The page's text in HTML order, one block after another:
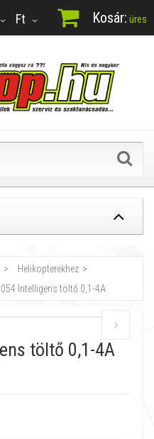
Ft Kosár: üres
Helikopterekhez
Intelligens töltő 0,1-4A
töltő 0,1-4A